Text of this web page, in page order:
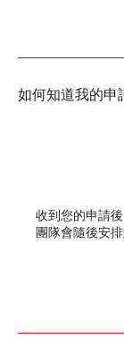
如何知道我的申
收到您的申請
團隊會隨後安